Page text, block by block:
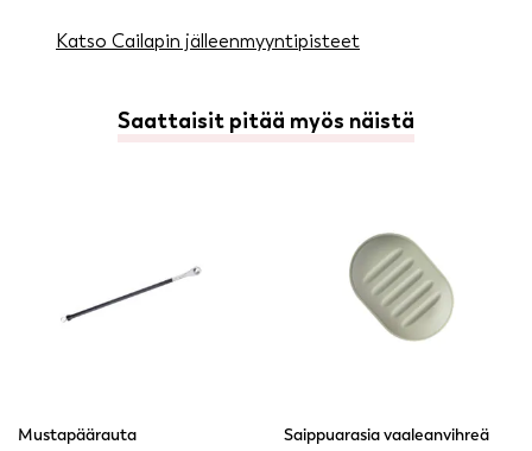
Katso Cailapin jälleenmyyntipisteet
Saattaisit pitää myös näistä
Mustapäärauta Saippuarasia vaaleanvihreä